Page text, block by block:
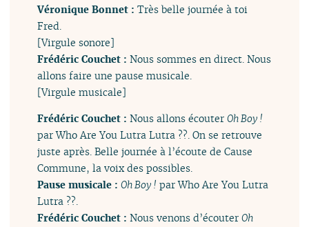
Véronique Bonnet :Très belle journée à toi
Fred.
[Virgule sonore]
Frédéric Couchet :Nous sommes en direct. Nous
allons faire une pause musicale.
[Virgule musicale]
Frédéric Couchet :Nous allons écouterOh Boy !
par Who Are You Lutra Lutra ??. On se retrouve
juste après. Belle journée à l’écoute de Cause
Commune, la voix des possibles.
Pause musicale :Oh Boy ! par Who Are You Lutra
Lutra ??.
Frédéric Couchet :Nous venons d’écouterOh